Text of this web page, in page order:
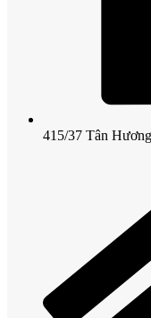
415/37 Tân